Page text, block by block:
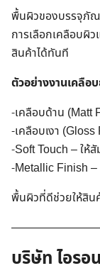
พื้นผิวของบรรจุภั
การเลือกเคลือบผิ
สินค้าได้ทันที
ตัวอย่างงานเคลือ
-เคลือบด้าน (Matt
-เคลือบเงา
-Soft Touch – ให้
-Metallic Finish –
พื้นผิวที่ดีช่วยให้สิน
บริษัท ไอรอ